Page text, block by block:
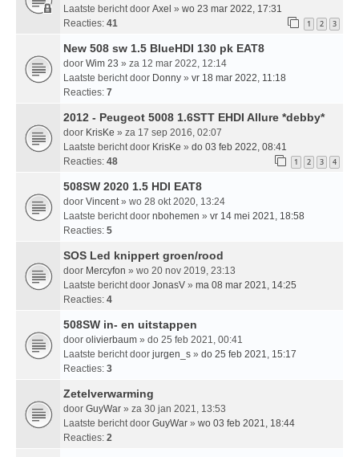
Laatste bericht door Axel » wo 23 mar 2022, 17:31
Reacties: 41 1 2 3
New 508 sw 1.5 BlueHDI 130 pk EAT8
door Wim 23 » za 12 mar 2022, 12:14
Laatste bericht door Donny » vr 18 mar 2022, 11:18
Reacties: 7
2012 - Peugeot 5008 1.6STT EHDI Allure *debby*
door KrisKe » za 17 sep 2016, 02:07
Laatste bericht door KrisKe » do 03 feb 2022, 08:41
Reacties: 48 1 2 3 4
508SW 2020 1.5 HDI EAT8
door Vincent» wo 28 okt 2020, 13:24
Laatste bericht door nbohemen » vr 14 mei 2021, 18:58
Reacties: 5
SOS Led knippert groen/rood
door Mercyfon » wo 20 nov 2019, 23:13
Laatste bericht door JonasV » ma 08 mar 2021, 14:25
Reacties: 4
508SW in- en uitstappen
door olivierbaum » do 25 feb 2021, 00:41
Laatste bericht door jurgen_s » do 25 feb 2021, 15:17
Reacties: 3
Zetelverwarming
door GuyWar » za 30 jan 2021, 13:53
Laatste bericht door GuyWar » wo 03 feb 2021, 18:44
Reacties: 2